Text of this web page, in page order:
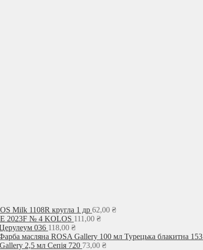
Milk 1108R кругла 1 др 62,00 ₴
2023F № 4 KOLOS 111,00 ₴
036 118,00 ₴
масляна ROSA Gallery 100 мл Турецька блакитна 153
2,5 мл Сепія 720 73,00 ₴